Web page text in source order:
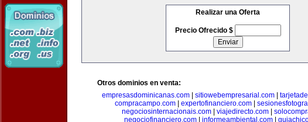
Realizar una Oferta
Precio Ofrecido $
Otros dominios en venta:
empresasdominicanas.com| sitiowebempresarial.com|
compracampo.com| expertofinanciero.com|
negociosinternacionais.com
viajedirecto.com
negociofinanciero.com
informeambiental.com